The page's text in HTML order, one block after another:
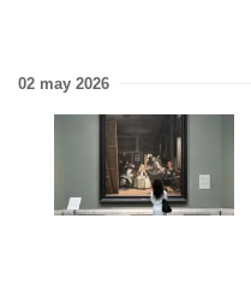
02 may 2026